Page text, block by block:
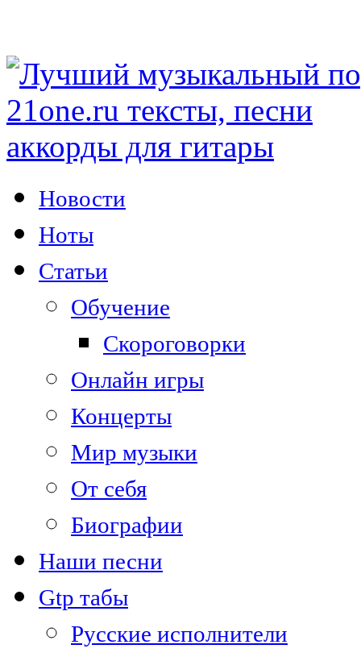
Новости
Ноты
Статьи
Обучение
Скороговорки
Онлайн игры
Концерты
Мир музыки
От себя
Биографии
Наши песни
Gtp табы
Русские исполнители